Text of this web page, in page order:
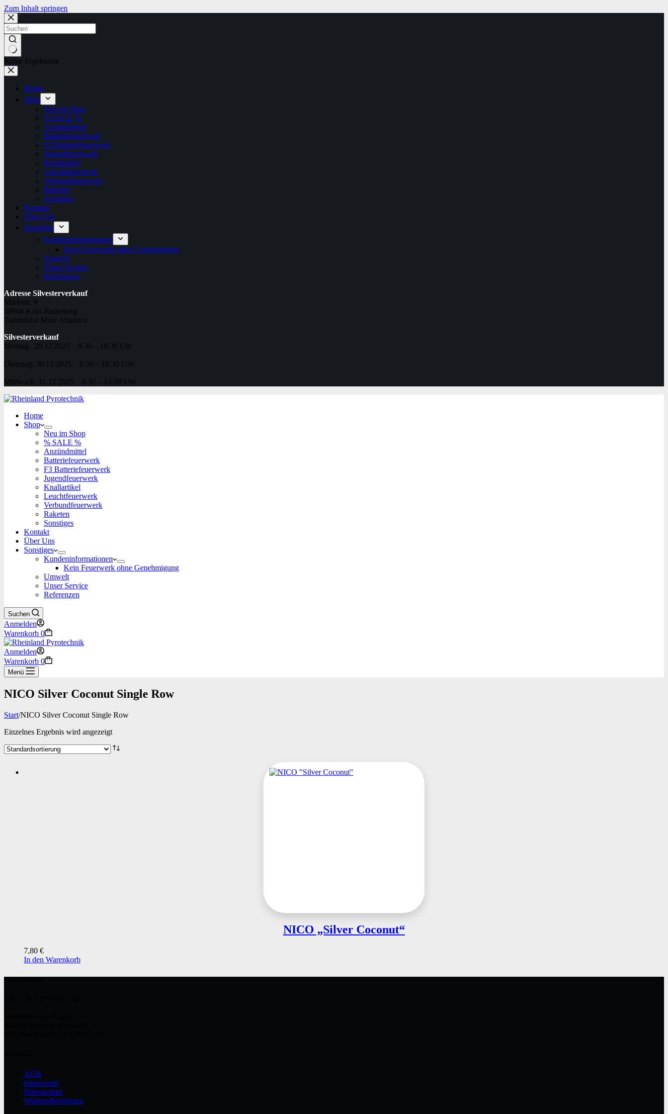
Zum Inhalt springen
Keine Ergebnisse
Home
Shop
Neu im Shop
% SALE %
Anzündmittel
Batteriefeuerwerk
F3 Batteriefeuerwerk
Jugendfeuerwerk​
Knallartikel
Leuchtfeuerwerk​
Verbundfeuerwerk
Raketen
Sonstiges
Kontakt
Über Uns
Sonstiges
Kundeninformationen
Kein Feuerwerk ohne Genehmigung
Umwelt
Unser Service
Referenzen
Adresse Silvesterverkauf
Marktstr. 8
50968 Köln-Raderberg
Toreinfahrt Mare Atlantico
Silvesterverkauf
Montag, 29.12.2025 8.30 – 18.30 Uhr
Dienstag, 30.12.2025 8.30 – 18.30 Uhr
Mittwoch, 31.12.2025 8.30 – 15.00 Uhr
Home
Shop
Neu im Shop
% SALE %
Anzündmittel
Batteriefeuerwerk
F3 Batteriefeuerwerk
Jugendfeuerwerk​
Knallartikel
Leuchtfeuerwerk​
Verbundfeuerwerk
Raketen
Sonstiges
Kontakt
Über Uns
Sonstiges
Kundeninformationen
Kein Feuerwerk ohne Genehmigung
Umwelt
Unser Service
Referenzen
Suchen
Anmelden
Warenkorb 0
Anmelden
Warenkorb 0
Menü
NICO Silver Coconut Single Row
Start/NICO Silver Coconut Single Row
Einzelnes Ergebnis wird angezeigt
NICO „Silver Coconut“
7,80 €
In den Warenkorb
AGB
Impressum
Datenschutz
Widerrufbelehrung